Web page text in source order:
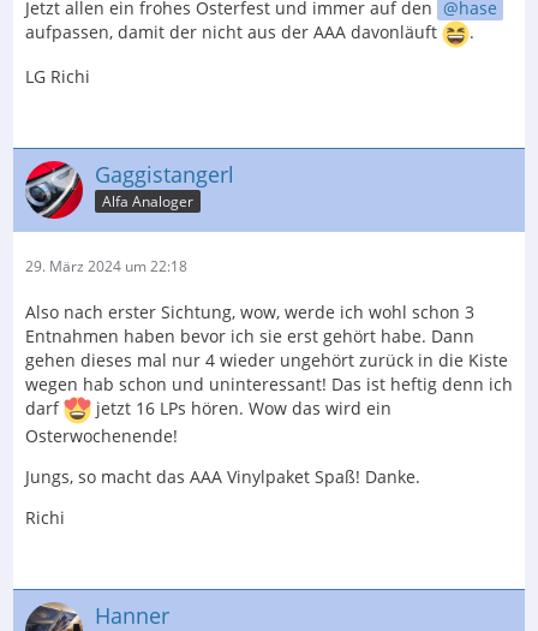
Jetzt allen ein frohes Osterfest und immer auf den
hase
aufpassen, damit der nicht aus der AAA davonläuft
.
LG Richi
Gaggistangerl
Alfa Analoger
29. März 2024 um 22:18
Also nach erster Sichtung, wow, werde ich wohl schon 3
Entnahmen haben bevor ich sie erst gehört habe. Dann
gehen dieses mal nur 4 wieder ungehört zurück in die Kiste
wegen hab schon und uninteressant! Das ist heftig denn ich
darf
jetzt 16 LPs hören. Wow das wird ein
Osterwochenende!
Jungs, so macht das AAA Vinylpaket Spaß! Danke.
Richi
Hanner